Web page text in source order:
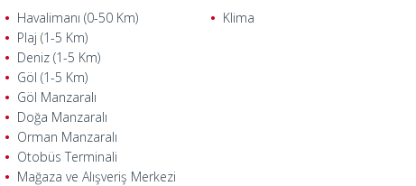
Havalimanı (0-50 Km)
Plaj (1-5 Km)
Deniz (1-5 Km)
Göl (1-5 Km)
Göl Manzaralı
Doğa Manzaralı
Orman Manzaralı
Otobüs Terminali
Mağaza ve Alışveriş Merkezi
Klima